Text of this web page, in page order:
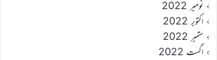
نومبر 2022
اکتوبر 2022
ستمبر 2022
اگست 2022